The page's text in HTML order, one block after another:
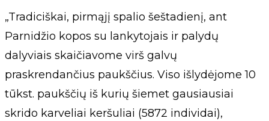
„Tradiciškai, pirmąjį spalio šeštadienį, ant
Parnidžio kopos su lankytojais ir palydų
dalyviais skaičiavome virš galvų
praskrendančius paukščius. Viso išlydėjome 10
tūkst. paukščių iš kurių šiemet gausiausiai
skrido karveliai keršuliai (5872 individai),